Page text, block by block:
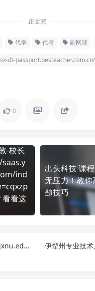
正文完
代学 代考 刷网课
dt-
0
-校长
ind
看看这
出头科技 课
无压力！教你
题技巧
如何在 江西专技学习网-公需课 https://zjpt.jxnu.edu.cn/ 平台快速完成学习任务？